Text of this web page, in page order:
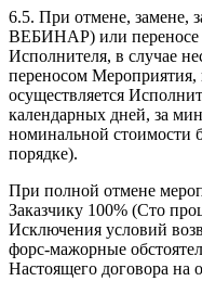
6.5. При отмене,
ВЕБИНАР) или переносе
Исполнителя, в случае
переносом Мероприятия,
осуществляется
календарных дней, за
номинальной стоимости
порядке).
При полной отмене
Заказчику 100% (Сто
Исключения условий
форс-мажорные
Настоящего договора на